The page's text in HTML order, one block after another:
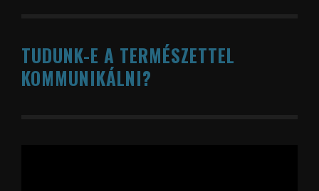
TUDUNK-E A TERMÉSZETTEL
KOMMUNIKÁLNI?